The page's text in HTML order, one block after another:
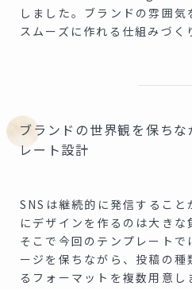
しました。ブランドの雰囲
スムーズに作れる仕組みづく
ブランドの世界観を保ち
レート設計
SNSは継続的に発信すること
にデザインを作るのは大きな
そこで今回のテンプレート
ージを保ちながら、投稿の
るフォーマットを複数用意し